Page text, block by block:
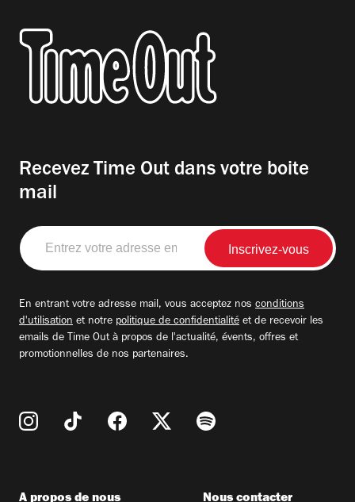
Recevez Time Out dans votre boite
mail
Entrez
votre
adresse
En entrant votre adresse mail, vous acceptez nos conditions
d'utilisation et notre politique de confidentialité et de recevoir les
emails de Time Out à propos de l'actualité, évents, offres et
promotionnelles de nos partenaires.
A propos de nous Nous contacter